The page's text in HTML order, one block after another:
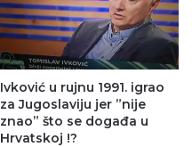
Ivković u rujnu 1991. igrao
za Jugoslaviju jer ”nije
znao” što se događa u
Hrvatskoj !?